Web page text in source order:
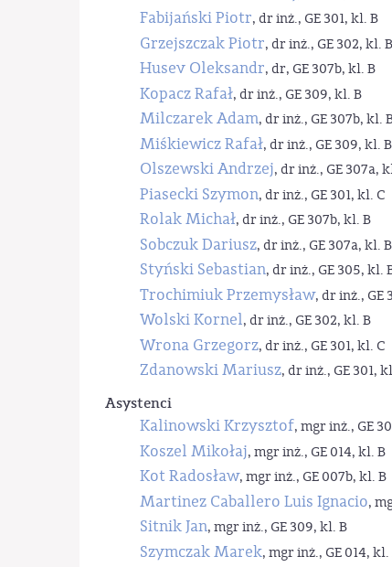
Fabijański Piotr, dr inż., GE 301, kl. B
Grzejszczak Piotr, dr inż., GE 302, kl. B
Husev Oleksandr, dr, GE 307b, kl. B
Kopacz Rafał, dr inż., GE 309, kl. B
Milczarek Adam, dr inż., GE 307b, kl.
Miśkiewicz Rafał, dr inż., GE 309, kl. B
Olszewski Andrzej, dr inż., GE 307a,
Piasecki Szymon, dr inż., GE 301, kl. C
Rolak Michał, dr inż., GE 307b, kl. B
Sobczuk Dariusz, dr inż., GE 307a, kl. B
Styński Sebastian, dr inż., GE 305, kl.
Trochimiuk Przemysław, dr inż., GE
Wolski Kornel, dr inż., GE 302, kl. B
Wrona Grzegorz, dr inż., GE 301, kl. C
Zdanowski Mariusz, dr inż., GE 301,
Asystenci
Kalinowski Krzysztof, mgr inż., GE
Koszel Mikołaj, mgr inż., GE 014, kl. B
Kot Radosław, mgr inż., GE 007b, kl. B
Martinez Caballero Luis Ignacio,
Sitnik Jan, mgr inż., GE 309, kl. B
Szymczak Marek, mgr inż., GE 014, kl.